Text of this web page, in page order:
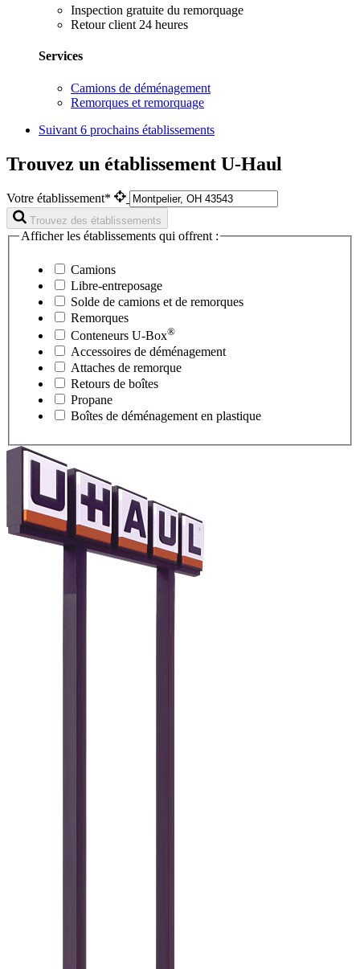
Inspection gratuite du remorquage
Retour client 24 heures
Services
Camions de déménagement
Remorques et remorquage
Suivant 6 prochains établissements
Trouvez un établissement U-Haul
Votre établissement*
Trouvez des établissements
Afficher les établissements qui offrent :
Camions
Libre-entreposage
Solde de camions et de remorques
Remorques
Conteneurs U-Box®
Accessoires de déménagement
Attaches de remorque
Retours de boîtes
Propane
Boîtes de déménagement en plastique